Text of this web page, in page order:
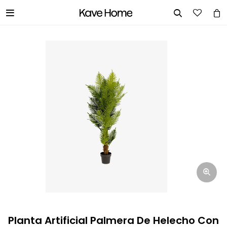
 
Planta Artificial Palmera De Helecho Con
STOCK DISPONIBLE.